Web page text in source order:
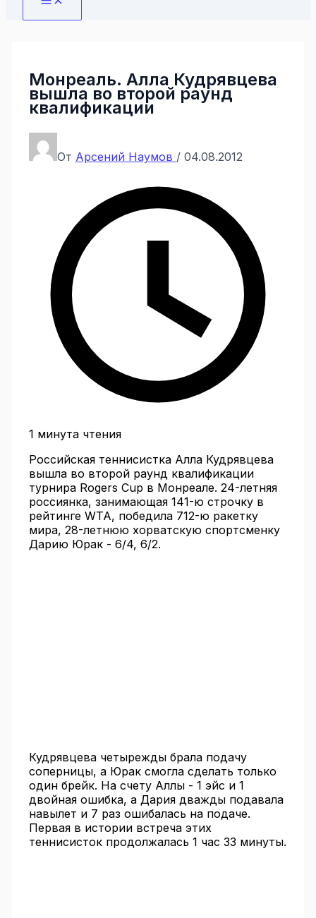
Монреаль. Алла Кудрявцева
вышла во второй раунд
квалификации
От Арсений Наумов / 04.08.2012
1 минута чтения
Российская теннисистка Алла Кудрявцева
вышла во второй раунд квалификации
турнира Rogers Cup в Монреале. 24-летняя
россиянка, занимающая 141-ю строчку в
рейтинге WTA, победила 712-ю ракетку
мира, 28-летнюю хорватскую спортсменку
Дарию Юрак - 6/4, 6/2.
Кудрявцева четырежды брала подачу
соперницы, а Юрак смогла сделать только
один брейк. На счету Аллы - 1 эйс и 1
двойная ошибка, а Дария дважды подавала
навылет и 7 раз ошибалась на подаче.
Первая в истории встреча этих
теннисисток продолжалась 1 час 33 минуты.